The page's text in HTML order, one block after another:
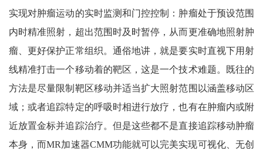
实现对肿瘤运动的实时监测和门控控制：肿瘤处于预设范围
内时精准照射，超出范围时及时暂停，从而更准确地照射肿
瘤、更好保护正常组织。通俗地讲，就是要实时直视下用射
线精准打击一个移动着的靶区，这是一个技术难题。既往的
方法是尽量限制靶区移动并适当扩大照射范围以涵盖移动区
域；或者追踪特定的呼吸时相进行放疗，也有在肿瘤内或附
近放置金标并追踪治疗。但是这些都不是直接追踪移动肿瘤
本身，而MR加速器CMM功能就可以完美实现可视化、无创